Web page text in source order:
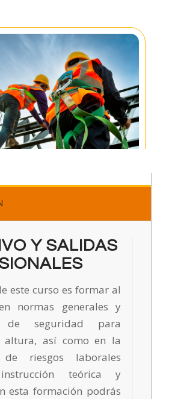
Y SALIDAS
este curso es formar al
normas generales y
de seguridad para
altura, así como en la
de riesgos laborales
teórica y
esta formación podrás